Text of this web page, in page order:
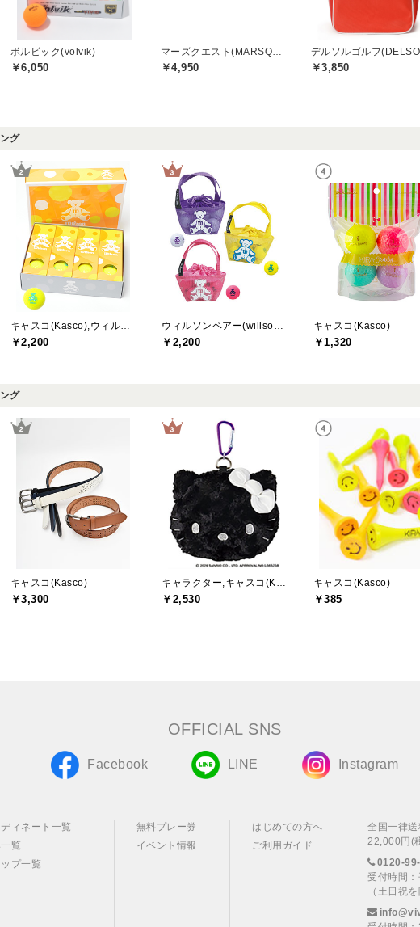
ボルビック(volvik)
￥6,050 ￥4,950 ￥3,850
グ
￥2,200 ￥2,200
キャスコ(Kasco)
￥1,320
グ
キャスコ(Kasco)
￥3,300 ￥2,530
キャスコ(Kasco)
￥385
OFFICIAL SNS
Facebook LINE Instagram
ィネート一覧
覧
プ一覧
無料プレー券
イベント情報
はじめての方へ
ご利用ガイド
全国一律送
22,000円(
0120-
受付時間
（土日祝を